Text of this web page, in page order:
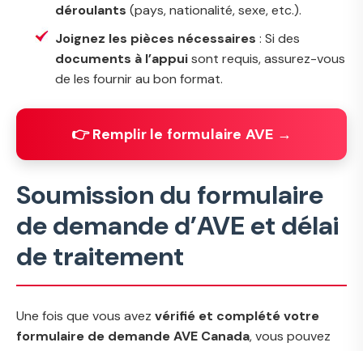
déroulants (pays, nationalité, sexe, etc.).
Joignez les pièces nécessaires : Si des
documents à l’appuisont requis, assurez-vous
de les fournir au bon format.
👉 Remplir le formulaire AVE →
Soumission du formulaire
de demande d’AVE et délai
de traitement
Une fois que vous avez vérifié et complété votre
formulaire de demande AVE Canada, vous pouvez